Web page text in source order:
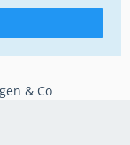
& Co